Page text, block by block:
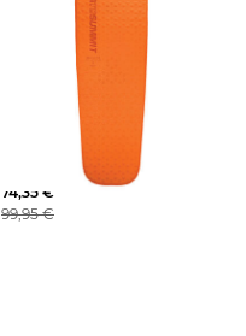
Sea to Summit | Isomatte
"Camp Mat Self Inflating"
74,35 €
99,95 €